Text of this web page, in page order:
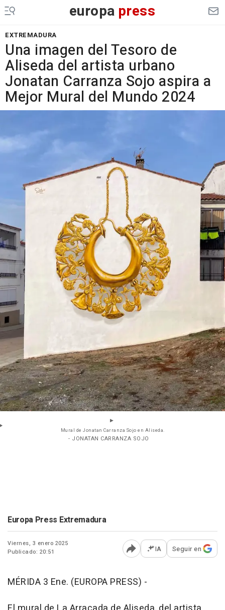
europa press
EXTREMADURA
Una imagen del Tesoro de
Aliseda del artista urbano
Jonatan Carranza Sojo aspira a
Mejor Mural del Mundo 2024
Mural de Jonatan Carranza Sojo en Aliseda.
- JONATAN CARRANZA SOJO
Europa Press Extremadura
Viernes, 3 enero 2025
Publicado: 20:51
Abrir opciones para
IA Seguir en
MÉRIDA 3 Ene. (EUROPA PRESS) -